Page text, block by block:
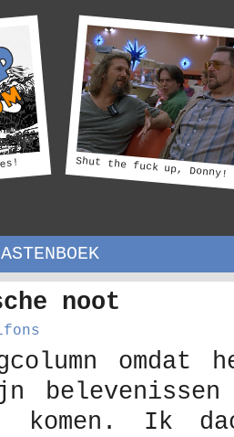
Shut the fuck up, Donny!
noot
omdat
komen. Ik